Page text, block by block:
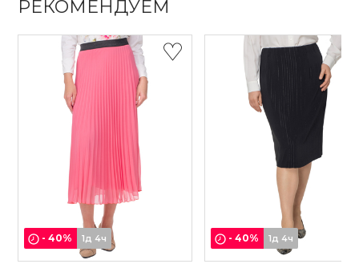
РЕКОМЕНДУЕМ
-40% 1д 4ч -40% 1д 4ч